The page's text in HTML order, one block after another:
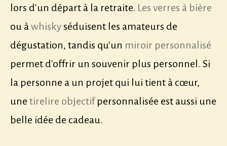
lors d'un départ à la retraite. Les verres à bière
ou àwhiskyséduisent les amateurs de
dégustation, tandis qu'un miroir personnalisé
permet d'offrir un souvenir plus personnel. Si
la personne a un projet qui lui tient à cœur,
une tirelire objectifpersonnalisée est aussi une
belle idée de cadeau.